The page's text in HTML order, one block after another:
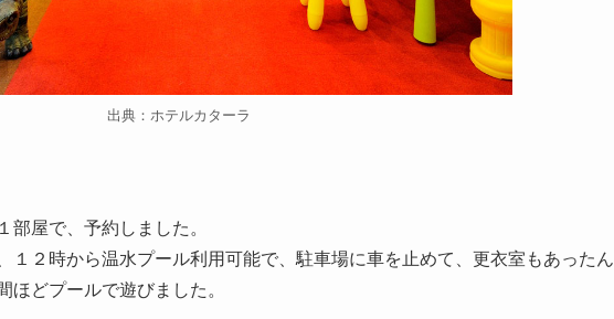
出典：ホテルカターラ
部屋で、予約しました。
１２時から温水プール利用可能で、駐車場に車を止めて、更衣室もあったん
ほどプールで遊びました。